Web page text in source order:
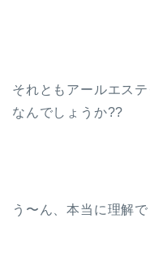
それともアールエス
なんでしょうか??
う〜ん、本当に理解